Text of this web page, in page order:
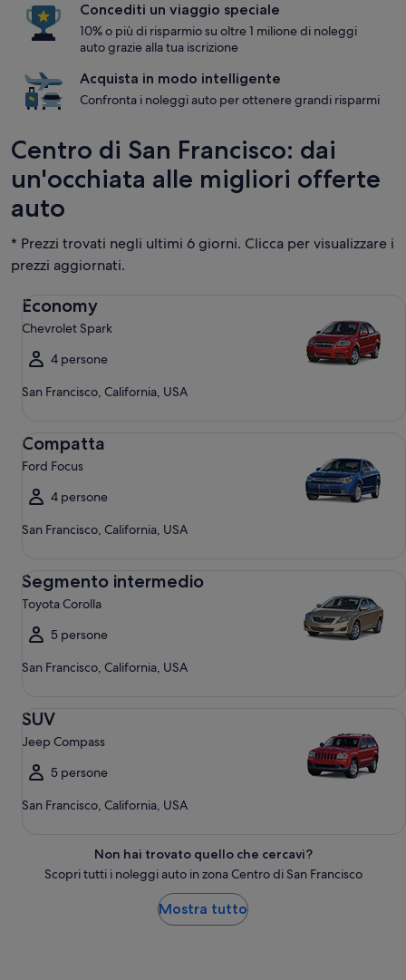
Concediti un viaggio speciale
10% o più di risparmio su oltre 1 milione di noleggi
auto grazie alla tua iscrizione
Acquista in modo intelligente
Confronta i noleggi auto per ottenere grandi risparmi
Centro di San Francisco: dai
un'occhiata alle migliori offerte
auto
* Prezzi trovati negli ultimi 6 giorni. Clicca per visualizzare i
prezzi aggiornati.
Economy
Chevrolet Spark
4 persone
San Francisco, California, USA
Compatta
Ford Focus
4 persone
San Francisco, California, USA
Segmento intermedio
Toyota Corolla
5 persone
San Francisco, California, USA
SUV
Jeep Compass
5 persone
San Francisco, California, USA
Non hai trovato quello che cercavi?
Scopri tutti i noleggi auto in zona Centro di San Francisco
Mostra tutto